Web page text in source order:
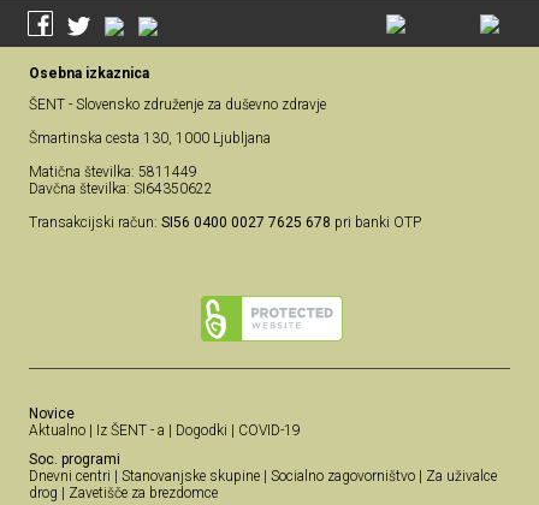
Osebna izkaznica
ŠENT - Slovensko združenje za duševno zdravje
Šmartinska cesta 130, 1000 Ljubljana
Matična številka: 5811449
Davčna številka: SI64350622
Transakcijski račun: SI56 0400 0027 7625 678 pri banki OTP
Novice
Aktualno
Iz ŠENT - a Dogodki
COVID-19
Soc. programi
Dnevni centri
Stanovanjske skupine Socialno zagovorništvo
Za uživalce
drog
Zavetišče za brezdomce